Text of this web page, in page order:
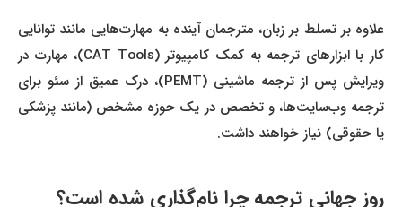
علاوه بر تسلط بر زبان، مترجمان آینده به مهارت‌هایی مانند توانایی
کار با ابزارهای ترجمه به کمک کامپیوتر (CAT Tools)، مهارت در
ویرایش پس از ترجمه ماشینی (PEMT)، درک عمیق از سئو برای
ترجمه وب‌سایت‌ها، و تخصص در یک حوزه مشخص (مانند پزشکی
یا حقوقی) نیاز خواهند داشت.
روز جهانی ترجمه چرا نام‌گذاری شده است؟